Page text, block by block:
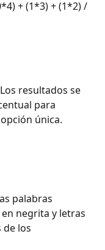
+ (1*3) + (1*2) /
resultados se
para
única.
palabras
negrita y letras
de los